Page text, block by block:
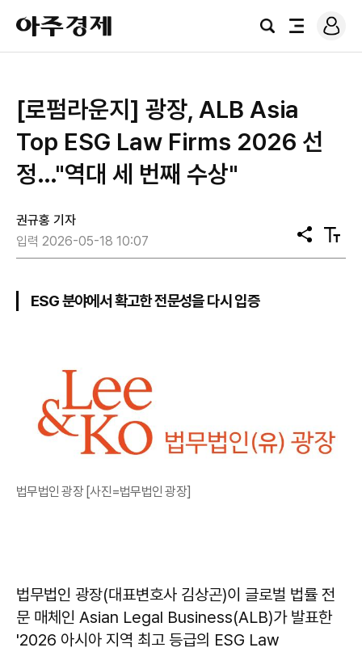
아
주
경
검
전
로
그
[로펌라운지] 광장, ALB Asia
Top ESG Law Firms 2026 선
정…"역대 세 번째 수상"
권규홍 기자
입력 2026-05-18 10:07
공
유
텍
스
ESG 분야에서 확고한 전문성을 다시 입증
법무법인 광장 [사진=법무법인 광장]
법무법인 광장(대표변호사 김상곤)이 글로벌 법률 전
문 매체인 Asian Legal Business(ALB)가 발표한
'2026 아시아 지역 최고 등급의 ESG Law